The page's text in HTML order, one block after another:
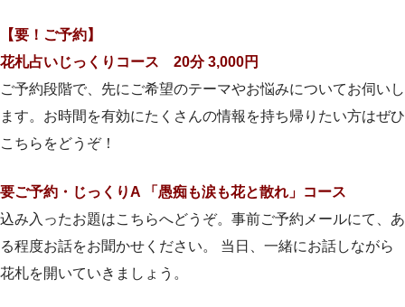
【要！ご予約】
花札占いじっくりコース 20分 3,000円
ご予約段階で、先にご希望のテーマやお悩みについてお伺いし
ます。お時間を有効にたくさんの情報を持ち帰りたい方はぜひ
こちらをどうぞ！
要ご予約・じっくりA 「愚痴も涙も花と散れ」コース
込み入ったお題はこちらへどうぞ。事前ご予約メールにて、あ
る程度お話をお聞かせください。 当日、一緒にお話しながら
花札を開いていきましょう。